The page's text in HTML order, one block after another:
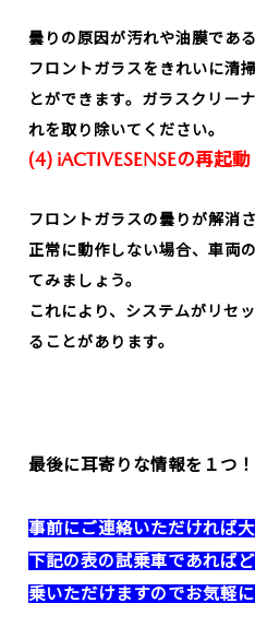
曇りの原因が汚れや油膜であ
フロントガラスをきれいに清
とができます。ガラスクリー
れを取り除いてください。
(4) iACTIVESENSEの再起動
フロントガラスの曇りが解消
正常に動作しない場合、車両
てみましょう。
これにより、システムがリセ
ることがあります。
最後に耳寄りな情報を１つ！
事前にご連絡いただければ
下記の表の試乗車であれば
乗いただけますのでお気軽